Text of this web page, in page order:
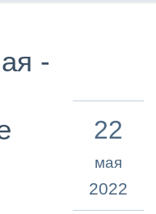
-
22
мая
2022